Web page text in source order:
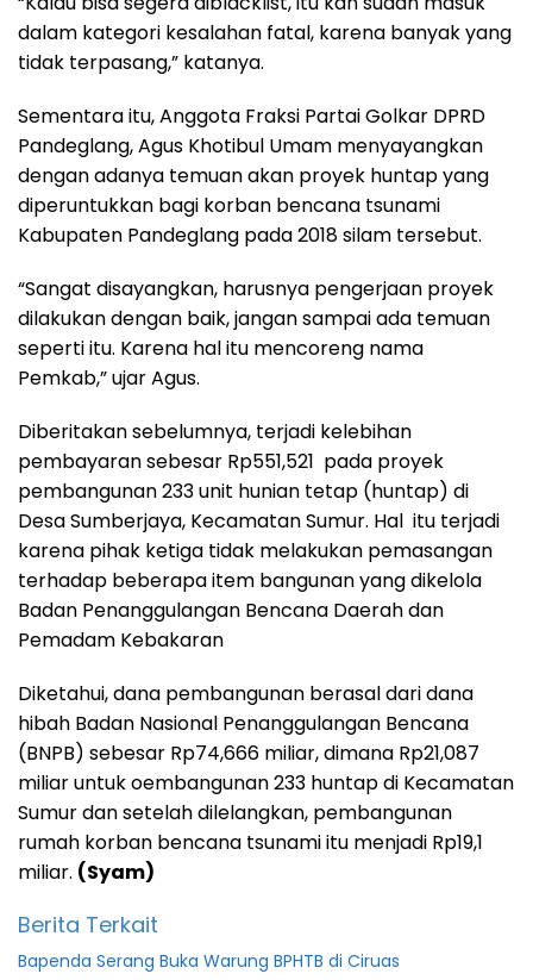
dalam kategori kesalahan fatal, karena banyak yang
tidak terpasang,” katanya.
Sementara itu, Anggota Fraksi Partai Golkar DPRD
Pandeglang, Agus Khotibul Umam menyayangkan
dengan adanya temuan akan proyek huntap yang
diperuntukkan bagi korban bencana tsunami
Kabupaten Pandeglang pada 2018 silam tersebut.
“Sangat disayangkan, harusnya pengerjaan proyek
dilakukan dengan baik, jangan sampai ada temuan
seperti itu. Karena hal itu mencoreng nama
Pemkab,” ujar Agus.
Diberitakan sebelumnya, terjadi kelebihan
pembayaran sebesar Rp551,521 pada proyek
pembangunan 233 unit hunian tetap (huntap) di
Desa Sumberjaya, Kecamatan Sumur. Hal itu terjadi
karena pihak ketiga tidak melakukan pemasangan
terhadap beberapa item bangunan yang dikelola
Badan Penanggulangan Bencana Daerah dan
Pemadam Kebakaran
Diketahui, dana pembangunan berasal dari dana
hibah Badan Nasional Penanggulangan Bencana
(BNPB) sebesar Rp74,666 miliar, dimana Rp21,087
miliar untuk oembangunan 233 huntap di Kecamatan
Sumur dan setelah dilelangkan, pembangunan
rumah korban bencana tsunami itu menjadi Rp19,1
miliar. (Syam)
Berita Terkait
Bapenda Serang Buka Warung BPHTB di Ciruas